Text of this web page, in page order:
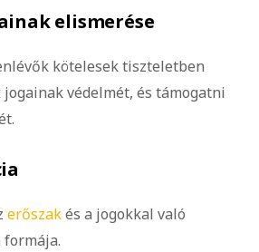
elismerése
kötelesek tiszteletben
védelmét, és támogatni
erőszakés a jogokkal való
formája.